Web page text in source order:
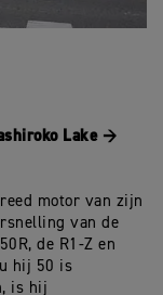
Lake →
motor van zijn
van de
de R1-Z en
hij 50 is
is hij